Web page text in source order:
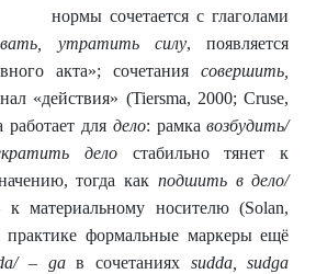
сочетается с глаголами
утратить силу, появляется
акта»; сочетаниясовершить,
«действия» (Tiersma, 2000; Cruse,
для дело: рамкавозбудить/
делостабильно тянет к
тогда как подшить в дело/
материальному носителю (Solan,
практике формальные маркеры ещё
– gaв сочетаниях sudda, sudga